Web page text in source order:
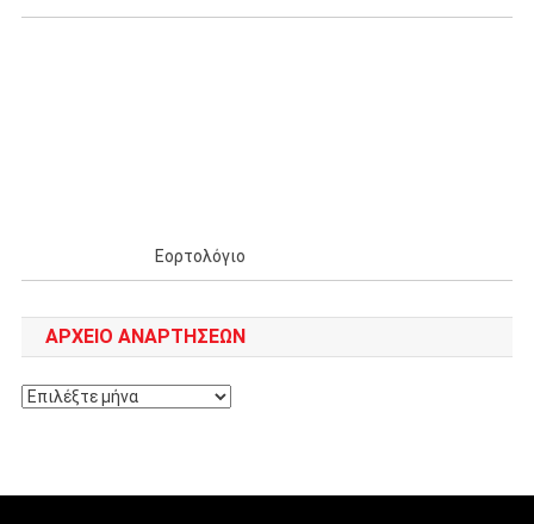
Εορτολόγιο
ΑΡΧΕΊΟ ΑΝΑΡΤΉΣΕΩΝ
Αρχείο